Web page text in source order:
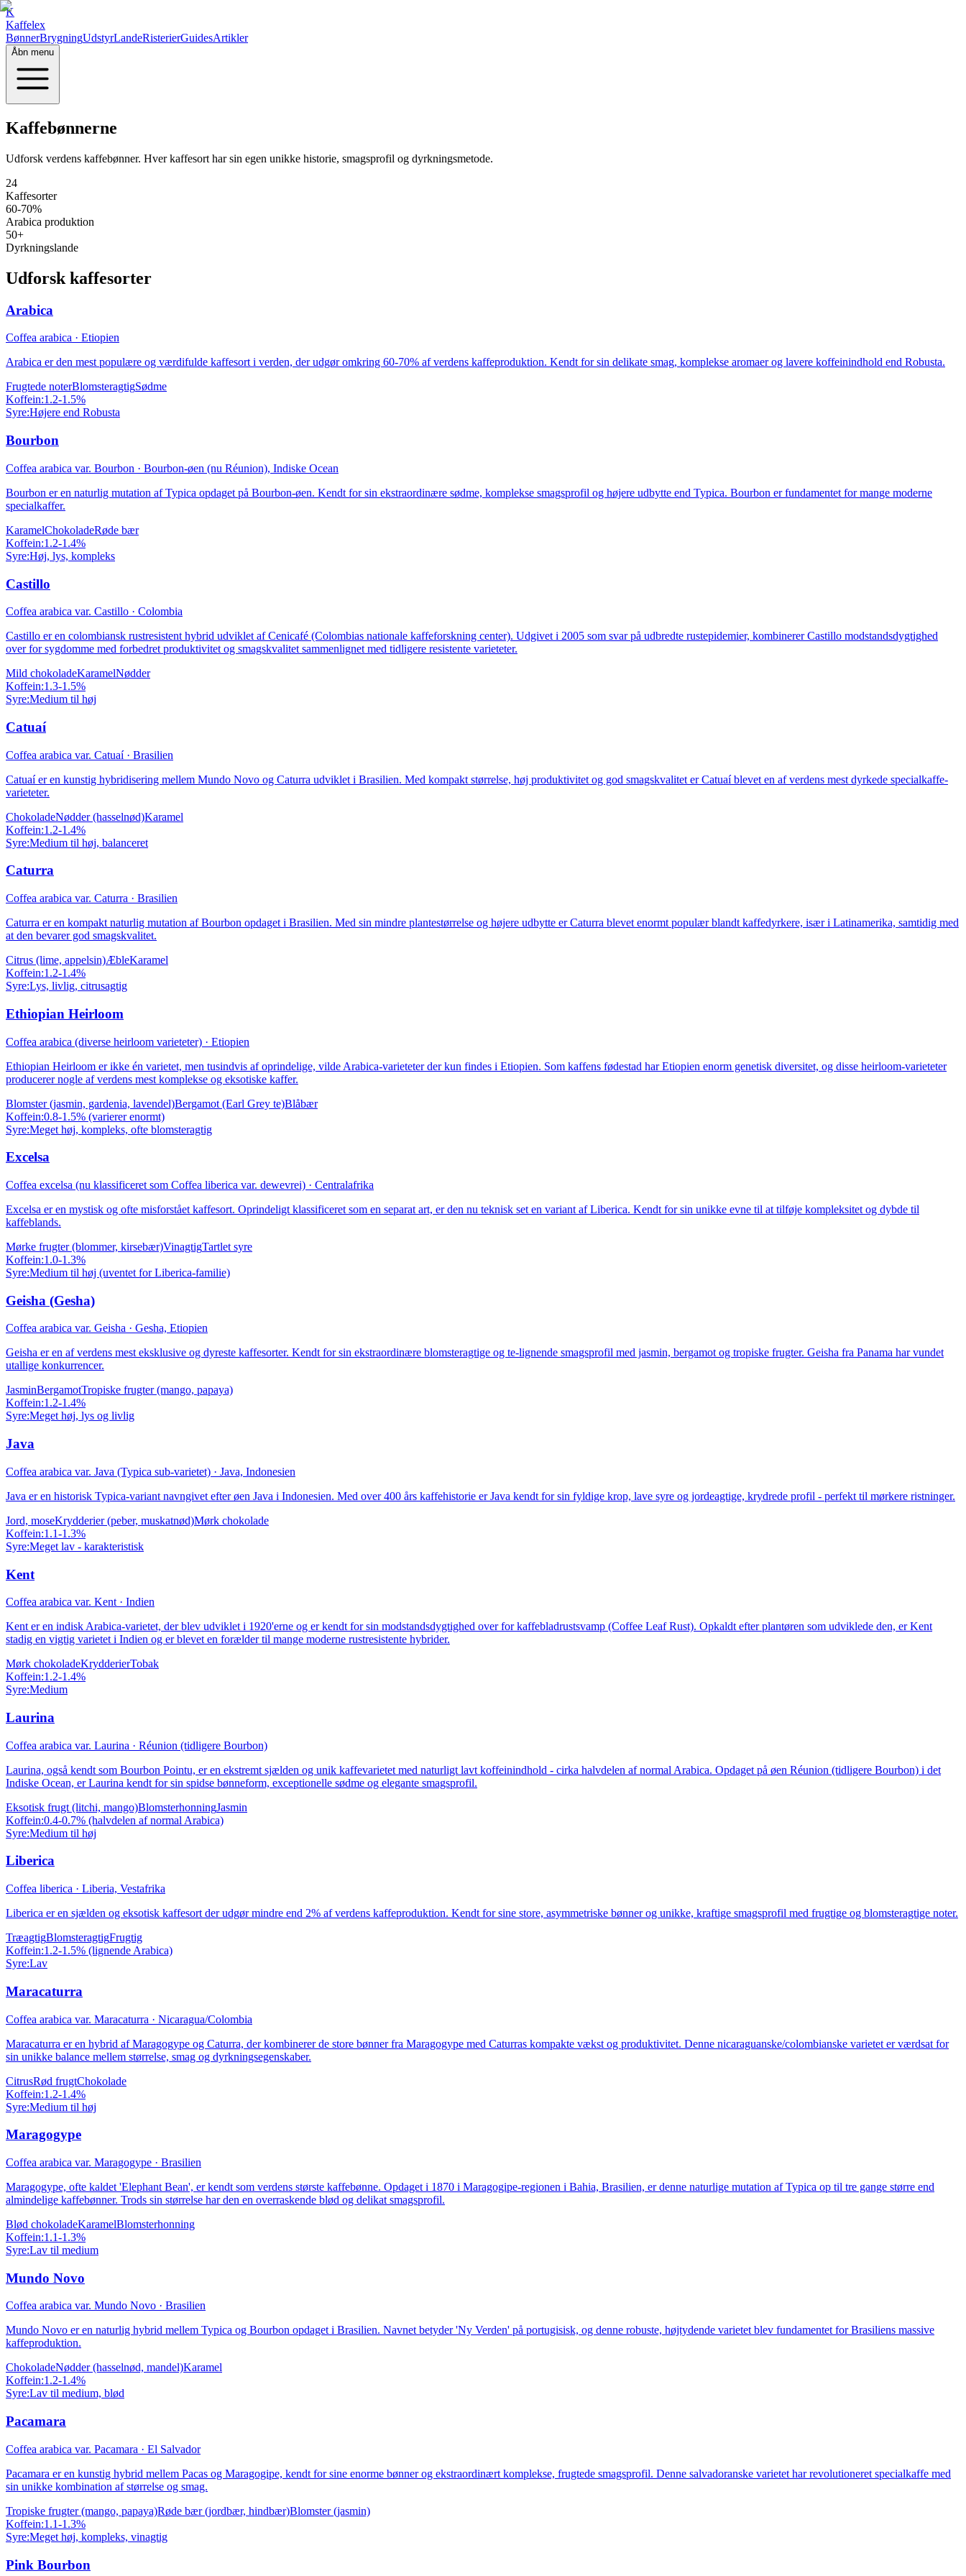
K
Kaffelex
BønnerBrygningUdstyrLandeRisterierGuidesArtikler
Åbn menu
Kaffebønnerne
Udforsk verdens kaffebønner. Hver kaffesort har sin egen unikke historie, smagsprofil og dyrkningsmetode.
24
Kaffesorter
60-70%
Arabica produktion
50+
Dyrkningslande
Udforsk kaffesorter
Arabica
Coffea arabica · Etiopien
Arabica er den mest populære og værdifulde kaffesort i verden, der udgør omkring 60-70% af verdens kaffeproduktion. Kendt for sin delikate smag, komplekse aromaer og lavere koffeinindhold end Robusta.
Frugtede noterBlomsteragtigSødme
Koffein:1.2-1.5%
Syre:Højere end Robusta
Bourbon
Coffea arabica var. Bourbon · Bourbon-øen (nu Réunion), Indiske Ocean
Bourbon er en naturlig mutation af Typica opdaget på Bourbon-øen. Kendt for sin ekstraordinære sødme, komplekse smagsprofil og højere udbytte end Typica. Bourbon er fundamentet for mange moderne
specialkaffer.
KaramelChokoladeRøde bær
Koffein:1.2-1.4%
Syre:Høj, lys, kompleks
Castillo
Coffea arabica var. Castillo · Colombia
Castillo er en colombiansk rustresistent hybrid udviklet af Cenicafé (Colombias nationale kaffeforskning center). Udgivet i 2005 som svar på udbredte rustepidemier, kombinerer Castillo modstandsdygtighed
over for sygdomme med forbedret produktivitet og smagskvalitet sammenlignet med tidligere resistente varieteter.
Mild chokoladeKaramelNødder
Koffein:1.3-1.5%
Syre:Medium til høj
Catuaí
Coffea arabica var. Catuaí· Brasilien
Catuaí er en kunstig hybridisering mellem Mundo Novo og Caturra udviklet i Brasilien. Med kompakt størrelse, høj produktivitet og god smagskvalitet er Catuaí blevet en af verdens mest dyrkede specialkaffe-
varieteter.
ChokoladeNødder (hasselnød)Karamel
Koffein:1.2-1.4%
Syre:Medium til høj, balanceret
Caturra
Coffea arabica var. Caturra · Brasilien
Caturra er en kompakt naturlig mutation af Bourbon opdaget i Brasilien. Med sin mindre plantestørrelse og højere udbytte er Caturra blevet enormt populær blandt kaffedyrkere, især i Latinamerika, samtidig med
at den bevarer god smagskvalitet.
Citrus (lime, appelsin)ÆbleKaramel
Koffein:1.2-1.4%
Syre:Lys, livlig, citrusagtig
Ethiopian Heirloom
Coffea arabica (diverse heirloom varieteter) · Etiopien
Ethiopian Heirloom er ikke én varietet, men tusindvis af oprindelige, vilde Arabica-varieteter der kun findes i Etiopien. Som kaffens fødestad har Etiopien enorm genetisk diversitet, og disse heirloom-varieteter
producerer nogle af verdens mest komplekse og eksotiske kaffer.
Blomster (jasmin, gardenia, lavendel)Bergamot (Earl Grey te)Blåbær
Koffein:0.8-1.5% (varierer enormt)
Syre:Meget høj, kompleks, ofte blomsteragtig
Excelsa
Coffea excelsa (nu klassificeret som Coffea liberica var. dewevrei) · Centralafrika
Excelsa er en mystisk og ofte misforstået kaffesort. Oprindeligt klassificeret som en separat art, er den nu teknisk set en variant af Liberica. Kendt for sin unikke evne til at tilføje kompleksitet og dybde til
kaffeblands.
Mørke frugter (blommer, kirsebær)VinagtigTartlet syre
Koffein:1.0-1.3%
Syre:Medium til høj (uventet for Liberica-familie)
Geisha (Gesha)
Coffea arabica var. Geisha · Gesha, Etiopien
Geisha er en af verdens mest eksklusive og dyreste kaffesorter. Kendt for sin ekstraordinære blomsteragtige og te-lignende smagsprofil med jasmin, bergamot og tropiske frugter. Geisha fra Panama har vundet
utallige konkurrencer.
JasminBergamotTropiske frugter (mango, papaya)
Koffein:1.2-1.4%
Syre:Meget høj, lys og livlig
Java
Coffea arabica var. Java (Typica sub-varietet) · Java, Indonesien
Java er en historisk Typica-variant navngivet efter øen Java i Indonesien. Med over 400 års kaffehistorie er Java kendt for sin fyldige krop, lave syre og jordeagtige, krydrede profil - perfekt til mørkere ristninger.
Jord, moseKrydderier (peber, muskatnød)Mørk chokolade
Koffein:1.1-1.3%
Syre:Meget lav - karakteristisk
Kent
Coffea arabica var. Kent · Indien
Kent er en indisk Arabica-varietet, der blev udviklet i 1920'erne og er kendt for sin modstandsdygtighed over for kaffebladrustsvamp (Coffee Leaf Rust). Opkaldt efter plantøren som udviklede den, er Kent
stadig en vigtig varietet i Indien og er blevet en forælder til mange moderne rustresistente hybrider.
Mørk chokoladeKrydderierTobak
Koffein:1.2-1.4%
Syre:Medium
Laurina
Coffea arabica var. Laurina · Réunion (tidligere Bourbon)
Laurina, også kendt som Bourbon Pointu, er en ekstremt sjælden og unik kaffevarietet med naturligt lavt koffeinindhold - cirka halvdelen af normal Arabica. Opdaget på øen Réunion (tidligere Bourbon) i det
Indiske Ocean, er Laurina kendt for sin spidse bønneform, exceptionelle sødme og elegante smagsprofil.
Eksotisk frugt (litchi, mango)BlomsterhonningJasmin
Koffein:0.4-0.7% (halvdelen af normal Arabica)
Syre:Medium til høj
Liberica
Coffea liberica · Liberia, Vestafrika
Liberica er en sjælden og eksotisk kaffesort der udgør mindre end 2% af verdens kaffeproduktion. Kendt for sine store, asymmetriske bønner og unikke, kraftige smagsprofil med frugtige og blomsteragtige noter.
TræagtigBlomsteragtigFrugtig
Koffein:1.2-1.5% (lignende Arabica)
Syre:Lav
Maracaturra
Coffea arabica var. Maracaturra · Nicaragua/Colombia
Maracaturra er en hybrid af Maragogype og Caturra, der kombinerer de store bønner fra Maragogype med Caturras kompakte vækst og produktivitet. Denne nicaraguanske/colombianske varietet er værdsat for
sin unikke balance mellem størrelse, smag og dyrkningsegenskaber.
CitrusRød frugtChokolade
Koffein:1.2-1.4%
Syre:Medium til høj
Maragogype
Coffea arabica var. Maragogype · Brasilien
Maragogype, ofte kaldet 'Elephant Bean', er kendt som verdens største kaffebønne. Opdaget i 1870 i Maragogipe-regionen i Bahia, Brasilien, er denne naturlige mutation af Typica op til tre gange større end
almindelige kaffebønner. Trods sin størrelse har den en overraskende blød og delikat smagsprofil.
Blød chokoladeKaramelBlomsterhonning
Koffein:1.1-1.3%
Syre:Lav til medium
Mundo Novo
Coffea arabica var. Mundo Novo · Brasilien
Mundo Novo er en naturlig hybrid mellem Typica og Bourbon opdaget i Brasilien. Navnet betyder 'Ny Verden' på portugisisk, og denne robuste, højtydende varietet blev fundamentet for Brasiliens massive
kaffeproduktion.
ChokoladeNødder (hasselnød, mandel)Karamel
Koffein:1.2-1.4%
Syre:Lav til medium, blød
Pacamara
Coffea arabica var. Pacamara · El Salvador
Pacamara er en kunstig hybrid mellem Pacas og Maragogipe, kendt for sine enorme bønner og ekstraordinært komplekse, frugtede smagsprofil. Denne salvadoranske varietet har revolutioneret specialkaffe med
sin unikke kombination af størrelse og smag.
Tropiske frugter (mango, papaya)Røde bær (jordbær, hindbær)Blomster (jasmin)
Koffein:1.1-1.3%
Syre:Meget høj, kompleks, vinagtig
Pink Bourbon